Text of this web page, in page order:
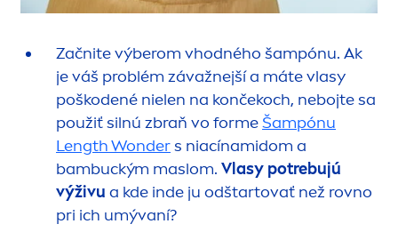
Začnite výberom vhodného šampónu. Ak
je váš problém závažnejší a máte vlasy
poškodené nielen na končekoch, nebojte sa
použiť silnú zbraň vo formeŠampónu
Length Wonders niacínamidom a
bambuckým maslom. Vlasy potrebujú
výživu a kde inde ju odštartovať než rovno
pri ich umývaní?